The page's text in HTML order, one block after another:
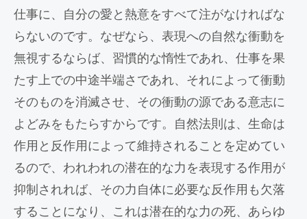
仕事に、自分の愛と熱意をすべて注がなければな
らないのです。なぜなら、表現への自然な衝動を
無視するならば、習慣的な惰性であれ、仕事を果
たす上での中途半端さであれ、それによって衝動
そのものを消滅させ、その衝動の源である意志に
よどみをもたらすからです。自然法則は、生命は
作用と反作用によって維持されることを定めてい
るので、われわれの潜在的な力を表現する作用が
抑制されれば、その力自体に必要な反作用も欠落
することになり、これは潜在的な力の死、あらゆ